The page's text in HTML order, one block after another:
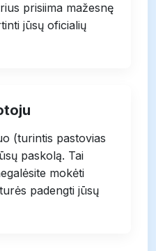
prisiima mažesnę
jūsų oficialių
(turintis pastovias
paskolą. Tai
mokėti
padengti jūsų